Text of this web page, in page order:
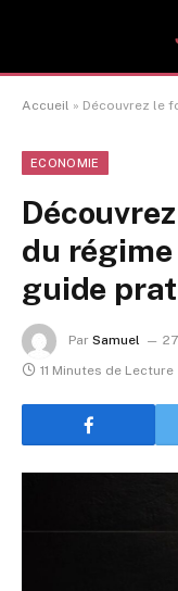
Accueil » Découvrez le
ECONOMIE
du régime
guide
Par Samuel
11 Minutes de Lecture